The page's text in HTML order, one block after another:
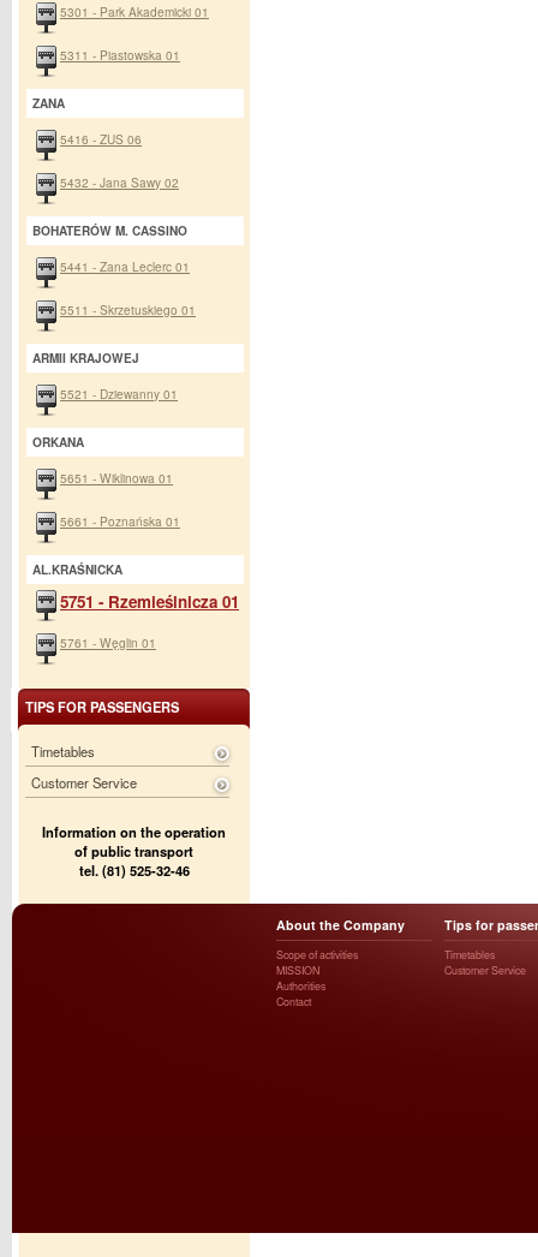
5301 - Park Akademicki 01
5311 - Piastowska 01
ZANA
5416 - ZUS 06
5432 - Jana Sawy 02
BOHATERÓW M. CASSINO
5441 - Zana Leclerc 01
5511 - Skrzetuskiego 01
ARMII KRAJOWEJ
5521 - Dziewanny 01
ORKANA
5651 - Wiklinowa 01
5661 - Poznańska 01
AL.KRAŚNICKA
5751 - Rzemieślnicza 01
5761 - Węglin 01
TIPS FOR PASSENGERS
Timetables
Customer Service
Information on the operation
of public transport
tel. (81) 525-32-46
About the Company
Scope of activities
MISSION
Authorities
Contact
Tips for
Timetables
Customer Service